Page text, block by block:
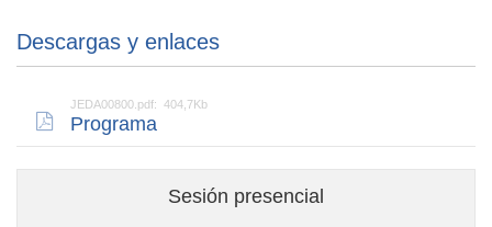
Descargas y enlaces
JEDA00800.pdf: 404,7Kb
Programa
Sesión presencial